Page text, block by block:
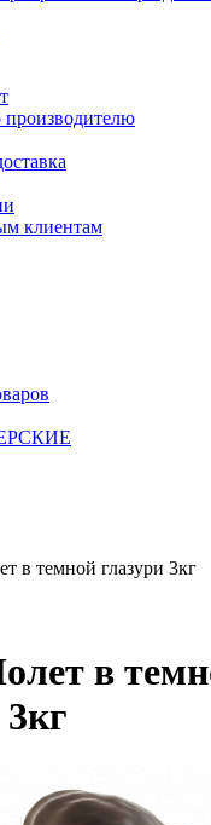
клиентам
в темной глазури 3кг
в